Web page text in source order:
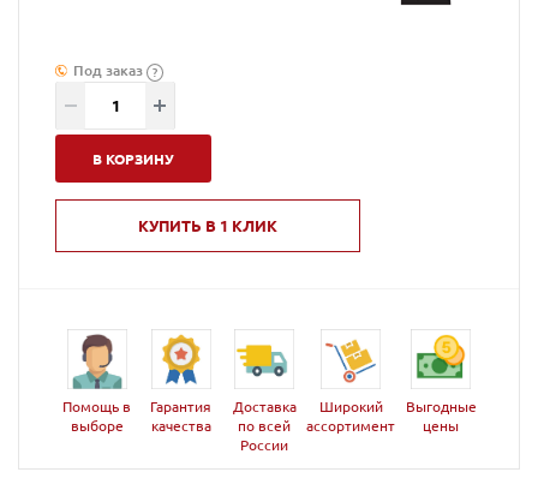
Под заказ ?
В КОРЗИНУ
КУПИТЬ В 1 КЛИК
Помощь в
выборе
Гарантия
качества
Доставка
по всей
России
Широкий
ассортимент
Выгодные
цены